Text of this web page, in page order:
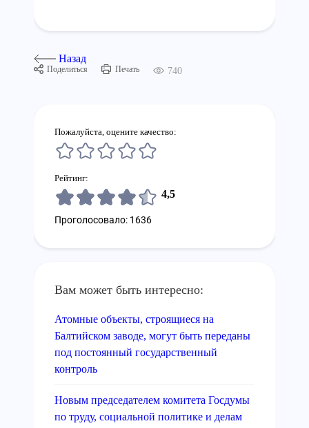
Назад
Поделиться Печать 740
Пожалуйста, оцените качество:
Рейтинг:
4,5
Проголосовало: 1636
Вам может быть интересно:
Атомные объекты, строящиеся на
Балтийском заводе, могут быть переданы
под постоянный государственный
контроль
Новым председателем комитета Госдумы
по труду, социальной политике и делам